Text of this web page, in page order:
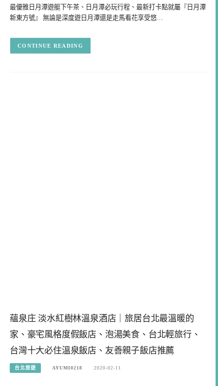
最優雅日月潭遊艇下午茶、日月潭必玩行程、最新打卡點就屬『日月潭
新東方號』 無論是深度遊日月潭還是走馬看花享受悠…
CONTINUE READING
蘊泉庄 淡水紅樹林溫泉酒店｜旅居台北最溫暖的
家、豪宅風格度假飯店、泡湯美食、台北輕旅行、
台灣十大必住溫泉飯店、友善親子飯店推薦
台北旅遊 AYUMI0218 2020-02-11